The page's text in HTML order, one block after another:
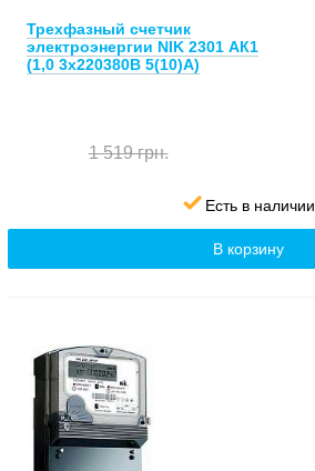
Трехфазный счетчик
электроэнергии NIK 2301 АК1
(1,0 3х220380В 5(10)А)
1 519 грн.
Есть в наличии
В корзину